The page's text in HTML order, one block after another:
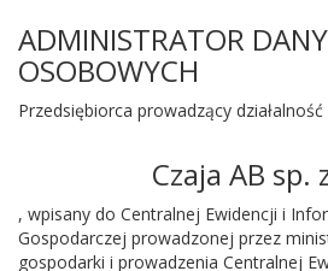
ADMINISTRATOR
OSOBOWYCH
Przedsiębiorca prowadzący
Czaja AB sp.
, wpisany do Centralnej Ewidencji i
Gospodarczej prowadzonej przez
gospodarki i prowadzenia Centralnej